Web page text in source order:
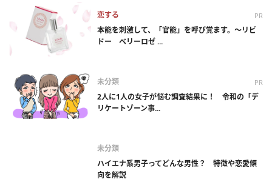
恋する PR
本能を刺激して、「官能」を呼び覚ます。～リビ
ドー ベリーロゼ ...
未分類 PR
2人に1人の女子が悩む調査結果に！ 令和の「デ
リケートゾーン事...
未分類
ハイエナ系男子ってどんな男性？ 特徴や恋愛傾
向を解説